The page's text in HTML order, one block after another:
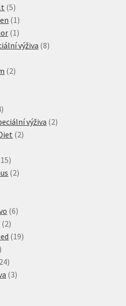
produktů
55
produktů
1 1
produkt
1 1
produkt
výživa 88
22
4
produktyvýživa 22
22
1515
produktů
22
66
22
produkty
1919
5
produktů
2424
produktů
33